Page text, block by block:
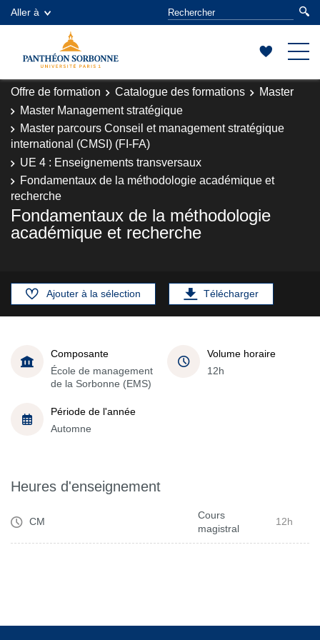
Aller à
Offre de formation Catalogue des formations
Master
Master Management stratégique
Master parcours Conseil et management stratégique
international (CMSI) (FI-FA)
UE 4 : Enseignements transversaux
Fondamentaux de la méthodologie académique et
recherche
Fondamentaux de la méthodologie
académique et recherche
Ajouter à la sélection Télécharger
Composante
École de management
de la Sorbonne (EMS)
Volume horaire
12h
Période de l'année
Automne
Heures d'enseignement
CM
Cours
magistral
12h